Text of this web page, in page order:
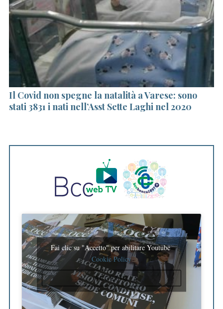
Il Covid non spegne la natalità a Varese: sono
stati 3831 i nati nell’Asst Sette Laghi nel 2020
Fai clic su "Accetto" per abilitare Youtube
Cookie Policy
ACCETTO